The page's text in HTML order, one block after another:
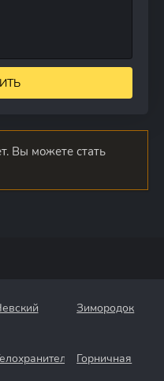
Вы можете стать
Зимородок
Горничная